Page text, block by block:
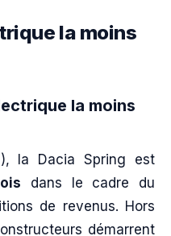
la moins
la moins
la Dacia Spring est
dans le cadre du
de revenus. Hors
démarrent